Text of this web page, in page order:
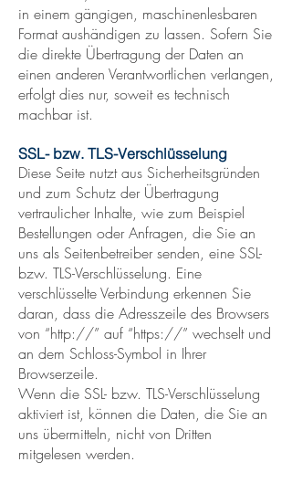
in einem gängigen, maschinenlesbaren
Format aushändigen zu lassen. Sofern Sie
die direkte Übertragung der Daten an
einen anderen Verantwortlichen verlangen,
erfolgt dies nur, soweit es technisch
machbar ist.
SSL- bzw. TLS-Verschlüsselung
Diese Seite nutzt aus Sicherheitsgründen
und zum Schutz der Übertragung
vertraulicher Inhalte, wie zum Beispiel
Bestellungen oder Anfragen, die Sie an
uns als Seitenbetreiber senden, eine SSL-
bzw. TLS-Verschlüsselung. Eine
verschlüsselte Verbindung erkennen Sie
daran, dass die Adresszeile des Browsers
von “http://” auf “https://” wechselt und
an dem Schloss-Symbol in Ihrer
Browserzeile.
Wenn die SSL- bzw. TLS-Verschlüsselung
aktiviert ist, können die Daten, die Sie an
uns übermitteln, nicht von Dritten
mitgelesen werden.